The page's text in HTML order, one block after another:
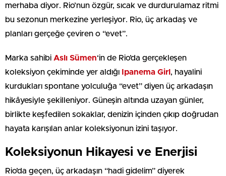
merhaba diyor. Rio’nun özgür, sıcak ve durdurulamaz ritmi
bu sezonun merkezine yerleşiyor. Rio, üç arkadaş ve
planları gerçeğe çeviren o “evet”.
Marka sahibi Aslı Sümen‘in de Rio’da gerçekleşen
koleksiyon çekiminde yer aldığı
Ipanema Girl , hayalini
kurdukları spontane yolculuğa “evet” diyen üç arkadaşın
hikâyesiyle şekilleniyor. Güneşin altında uzayan günler,
birlikte keşfedilen sokaklar, denizin içinden çıkıp doğrudan
hayata karışılan anlar koleksiyonun izini taşıyor.
Koleksiyonun Hikayesi ve Enerjisi
Rio’da geçen, üç arkadaşın “hadi gidelim” diyerek